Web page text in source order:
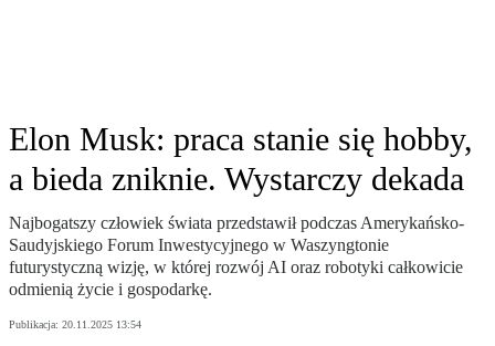
Elon Musk: praca stanie się hobby,
a bieda zniknie. Wystarczy dekada
Najbogatszy człowiek świata przedstawił podczas Amerykańsko-
Saudyjskiego Forum Inwestycyjnego w Waszyngtonie
futurystyczną wizję, w której rozwój AI oraz robotyki całkowicie
odmienią życie i gospodarkę.
Publikacja: 20.11.2025 13:54